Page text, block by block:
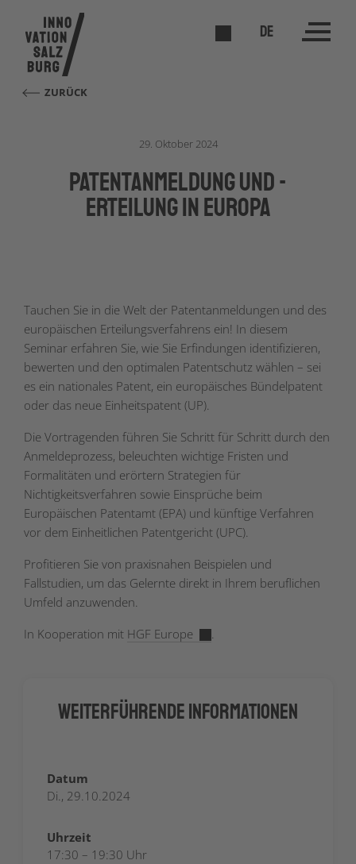
DE
ZURÜCK
29. Oktober 2024
Patentanmeldung und -
erteilung in Europa
Tauchen Sie in die Welt der Patentanmeldungen und des
europäischen Erteilungsverfahrens ein! In diesem
Seminar erfahren Sie, wie Sie Erfindungen identifizieren,
bewerten und den optimalen Patentschutz wählen – sei
es ein nationales Patent, ein europäisches Bündelpatent
oder das neue Einheitspatent (UP).
Die Vortragenden führen Sie Schritt für Schritt durch den
Anmeldeprozess, beleuchten wichtige Fristen und
Formalitäten und erörtern Strategien für
Nichtigkeitsverfahren sowie Einsprüche beim
Europäischen Patentamt (EPA) und künftige Verfahren
vor dem Einheitlichen Patentgericht (UPC).
Profitieren Sie von praxisnahen Beispielen und
Fallstudien, um das Gelernte direkt in Ihrem beruflichen
Umfeld anzuwenden.
In Kooperation mit HGF Europe .
Weiterführende Informationen
Datum
Di., 29.10.2024
Uhrzeit
17:30 – 19:30 Uhr